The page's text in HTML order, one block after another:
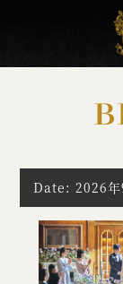
Date: 2026年